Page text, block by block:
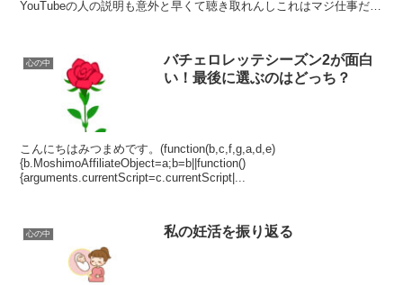
YouTubeの人の説明も意外と早くて聴き取れんしこれはマジ仕事だ
心の中
バチェロレッテシーズン2が面白
い！最後に選ぶのはどっち？
こんにちはみつまめです。(function(b,c,f,g,a,d,e)
{b.MoshimoAffiliateObject=a;b=b||function()
{arguments.currentScript=c.currentScript|...
心の中 私の妊活を振り返る